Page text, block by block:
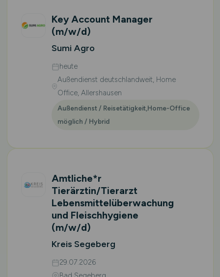
Key Account Manager
(m/w/d)
Sumi Agro
heute
Außendienst deutschlandweit, Home
Office, Allershausen
Außendienst / Reisetätigkeit,Home-Office
möglich / Hybrid
Amtliche*r
Tierärztin/Tierarzt
Lebensmittelüberwachung
und Fleischhygiene
(m/w/d)
Kreis Segeberg
29.07.2026